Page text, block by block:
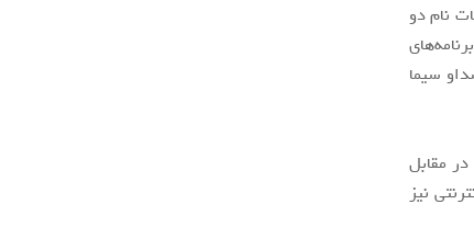
نام دو
سیما
مقابل
نیز